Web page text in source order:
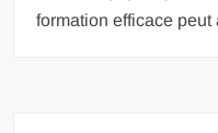
formation efficace